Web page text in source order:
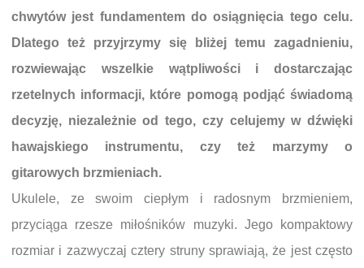
chwytów jest fundamentem do osiągnięcia tego celu.
Dlatego też przyjrzymy się bliżej temu zagadnieniu,
rozwiewając wszelkie wątpliwości i dostarczając
rzetelnych informacji, które pomogą podjąć świadomą
decyzję, niezależnie od tego, czy celujemy w dźwięki
hawajskiego instrumentu, czy też marzymy o
gitarowych brzmieniach.
Ukulele, ze swoim ciepłym i radosnym brzmieniem,
przyciąga rzesze miłośników muzyki. Jego kompaktowy
rozmiar i zazwyczaj cztery struny sprawiają, że jest często